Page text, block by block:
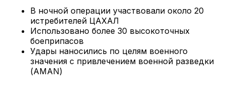
В ночной операции участвовали около 20
истребителей ЦАХАЛ
Использовано более 30 высокоточных
боеприпасов
Удары наносились по целям военного
значения с привлечением военной разведки
(АМАN)